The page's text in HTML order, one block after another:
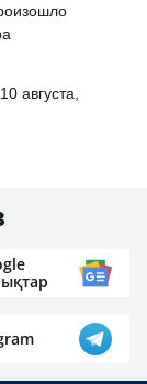
августа,